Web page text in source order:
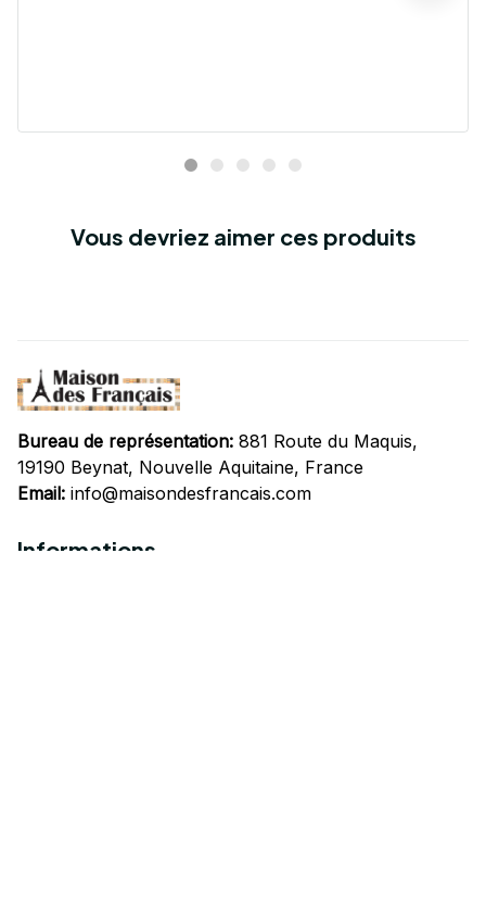
Vous devriez aimer ces produits
Bureau de représentation: 881 Route du Maquis,
19190 Beynat, Nouvelle Aquitaine, France
Email: info@maisondesfrancais.com
Informations